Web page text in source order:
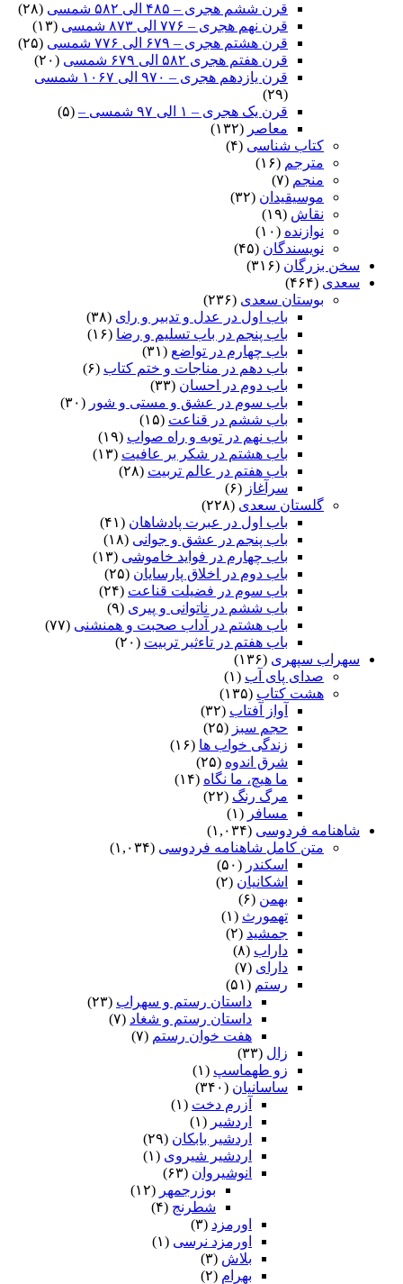
قرن ششم هجری – ۴۸۵ الی ۵۸۲ شمسی
(۲۸)
قرن نهم هجری – ۷۷۶ الی ۸۷۳ شمسی
(۱۳)
قرن هشتم هجری – ۶۷۹ الی ۷۷۶ شمسی
(۲۵)
قرن هفتم هجری ۵۸۲ الی ۶۷۹ شمسی
(۲۰)
قرن یازدهم هجری – ۹۷۰ الی ۱۰۶۷ شمسی
(۲۹)
قرن یک هجری – ۱ الی ۹۷ شمسی –
(۵)
معاصر (۱۳۲)
کتاب شناسی (۴)
مترجم (۱۶)
منجم (۷)
موسیقیدان (۳۲)
نقاش (۱۹)
نوازنده (۱۰)
نویسندگان (۴۵)
سخن بزرگان (۳۱۶)
سعدی (۴۶۴)
بوستان سعدی (۲۳۶)
باب اول در عدل و تدبیر و رای (۳۸)
باب پنجم در باب تسلیم و رضا (۱۶)
باب چهارم در تواضع (۳۱)
باب دهم در مناجات و ختم کتاب (۶)
باب دوم در احسان (۳۳)
باب سوم در عشق و مستی و شور (۳۰)
باب ششم در قناعت (۱۵)
باب نهم در توبه و راه صواب (۱۹)
باب هشتم در شکر بر عافیت (۱۳)
باب هفتم در عالم تربیت (۲۸)
سرآغاز (۶)
گلستان سعدی (۲۲۸)
باب اول در عبرت پادشاهان (۴۱)
باب پنجم در عشق و جوانى (۱۸)
باب چهارم در فواید خاموشى (۱۳)
باب دوم در اخلاق پارسایان (۲۵)
باب سوم در فضیلت قناعت (۲۴)
باب ششم در ناتوانى و پیرى (۹)
باب هشتم در آداب صحبت و همنشنى (۷۷)
باب هفتم در تاءثیر تربیت (۲۰)
سهراب سپهری (۱۳۶)
صدای پای آب (۱)
هشت کتاب (۱۳۵)
آواز آفتاب (۳۲)
حجم سبز (۲۵)
زندگی خواب ها (۱۶)
شرق اندوه (۲۵)
ما هیچ، ما نگاه (۱۴)
مرگ رنگ (۲۲)
مسافر (۱)
شاهنامه فردوسی (۱,۰۳۴)
متن کامل شاهنامه فردوسی (۱,۰۳۴)
اسکندر (۵۰)
اشکانیان (۲)
بهمن (۶)
تهمورث (۱)
جمشید (۲)
داراب (۸)
دارای (۷)
رستم (۵۱)
داستان رستم و سهراب (۲۳)
داستان رستم و شغاد (۷)
هفت خوان رستم‏ (۷)
زال (۳۳)
زو طهماسپ‏ (۱)
ساسانیان (۳۴۰)
آزرم دخت (۱)
اردشیر (۱)
اردشیر بابکان (۲۹)
اردشیر شیروی (۱)
انوشیروان (۶۳)
بوزرجمهر (۱۲)
شطرنج (۴)
اورمزد (۳)
اورمزد نرسى‏ (۱)
بلاش (۳)
بهرام (۲)